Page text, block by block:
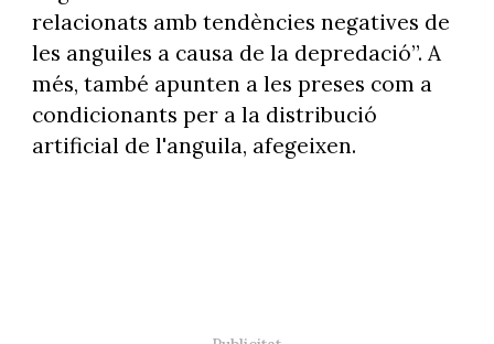
relacionats amb tendències negatives de
les anguiles a causa de la depredació”. A
més, també apunten a les preses com a
condicionants per a la distribució
artificial de l'anguila, afegeixen.